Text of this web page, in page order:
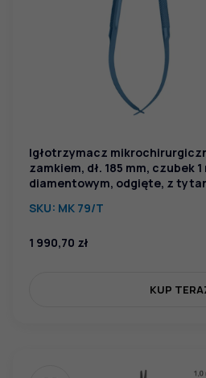
Igłotrzymacz
zamkiem, dł. 185 mm, czubek
diamentowym, odgięte, z
SKU: MK 79/T
1 990,70 zł
KUP